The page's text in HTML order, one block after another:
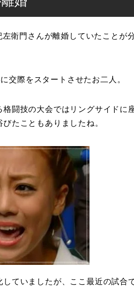
衛門さんが離婚していたことが
交際をスタートさせたお二人。
闘技の大会ではリングサイドに
たこともありましたね。
ていましたが、ここ最近の試合